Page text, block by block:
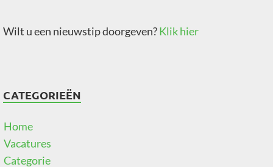
Wilt u een nieuwstip doorgeven?Klik hier
CATEGORIEËN
Home
Vacatures
Categorie